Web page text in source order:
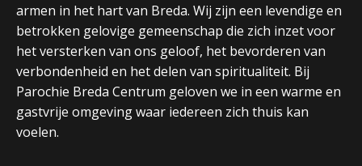
armen in het hart van Breda. Wij zijn een levendige en
betrokken gelovige gemeenschap die zich inzet voor
het versterken van ons geloof, het bevorderen van
verbondenheid en het delen van spiritualiteit. Bij
Parochie Breda Centrum geloven we in een warme en
gastvrije omgeving waar iedereen zich thuis kan
voelen.